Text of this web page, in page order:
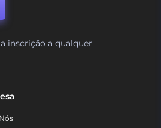
inscrição a qualquer